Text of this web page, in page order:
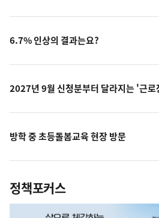
6.7% 인상의 결과는요?
2027년 9월 신청분부터 달라지는 '근로
방학 중 초등돌봄교육 현장 방문
정책포커스